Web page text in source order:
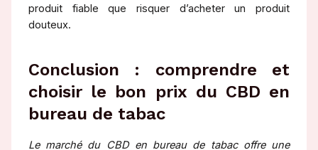
produit fiable que risquer d’acheter un produit
douteux.
Conclusion : comprendre et
choisir le bon prix du CBD en
bureau de tabac
Le marché du CBD en bureau de tabac offre une